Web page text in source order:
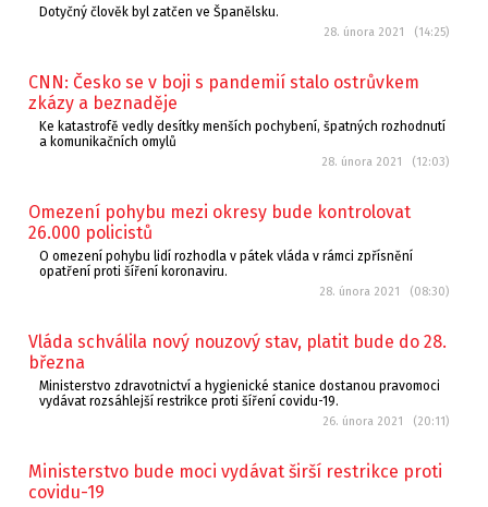
Dotyčný člověk byl zatčen ve Španělsku.
28. února 2021 (14:25)
CNN: Česko se v boji s pandemií stalo ostrůvkem
zkázy a beznaděje
Ke katastrofě vedly desítky menších pochybení, špatných rozhodnutí
a komunikačních omylů
28. února 2021 (12:03)
Omezení pohybu mezi okresy bude kontrolovat
26.000 policistů
O omezení pohybu lidí rozhodla v pátek vláda v rámci zpřísnění
opatření proti šíření koronaviru.
28. února 2021 (08:30)
Vláda schválila nový nouzový stav, platit bude do 28.
března
Ministerstvo zdravotnictví a hygienické stanice dostanou pravomoci
vydávat rozsáhlejší restrikce proti šíření covidu-19.
26. února 2021 (20:11)
Ministerstvo bude moci vydávat širší restrikce proti
covidu-19